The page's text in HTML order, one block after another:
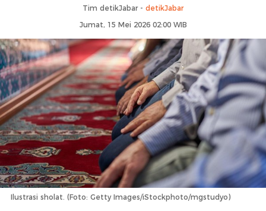
Tim detikJabar - detikJabar
Jumat, 15 Mei 2026 02:00 WIB
Ilustrasi sholat. (Foto: Getty Images/iStockphoto/mgstudyo)